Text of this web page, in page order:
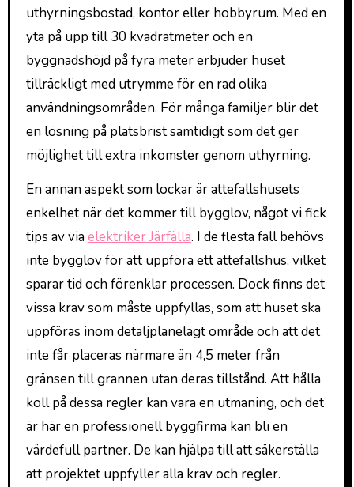
uthyrningsbostad, kontor eller hobbyrum. Med en
yta på upp till 30 kvadratmeter och en
byggnadshöjd på fyra meter erbjuder huset
tillräckligt med utrymme för en rad olika
användningsområden. För många familjer blir det
en lösning på platsbrist samtidigt som det ger
möjlighet till extra inkomster genom uthyrning.
En annan aspekt som lockar är attefallshusets
enkelhet när det kommer till bygglov, något vi fick
tips av viaelektriker Järfälla. I de flesta fall behövs
inte bygglov för att uppföra ett attefallshus, vilket
sparar tid och förenklar processen. Dock finns det
vissa krav som måste uppfyllas, som att huset ska
uppföras inom detaljplanelagt område och att det
inte får placeras närmare än 4,5 meter från
gränsen till grannen utan deras tillstånd. Att hålla
koll på dessa regler kan vara en utmaning, och det
är här en professionell byggfirma kan bli en
värdefull partner. De kan hjälpa till att säkerställa
att projektet uppfyller alla krav och regler.